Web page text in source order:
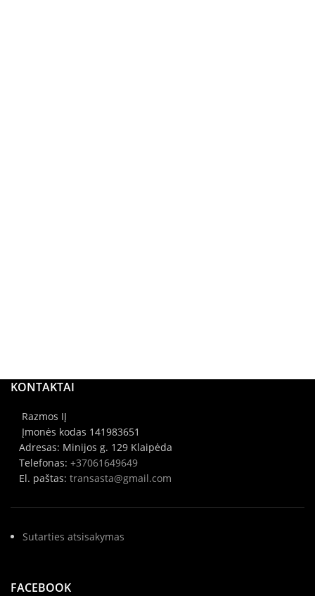
KONTAKTAI
Razmos IĮ
Įmonės kodas 141983651
Adresas: Minijos g. 129 Klaipėda
Telefonas: +37061649649
El. paštas: transasta@gmail.com
Sutarties atsisakymas
FACEBOOK